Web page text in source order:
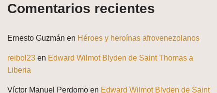
Comentarios recientes
Ernesto Guzmán en Héroes y heroínas afrovenezolanos
reibol23 en Edward Wilmot Blyden de Saint Thomas a
Liberia
Víctor Manuel Perdomo en Edward Wilmot Blyden de Saint